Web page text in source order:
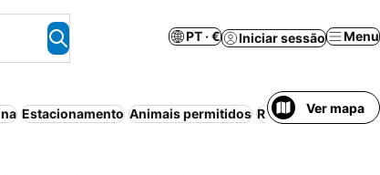
PT · € Iniciar sessão Menu
Estacionamento Animais permitidos Resort Ver mapa